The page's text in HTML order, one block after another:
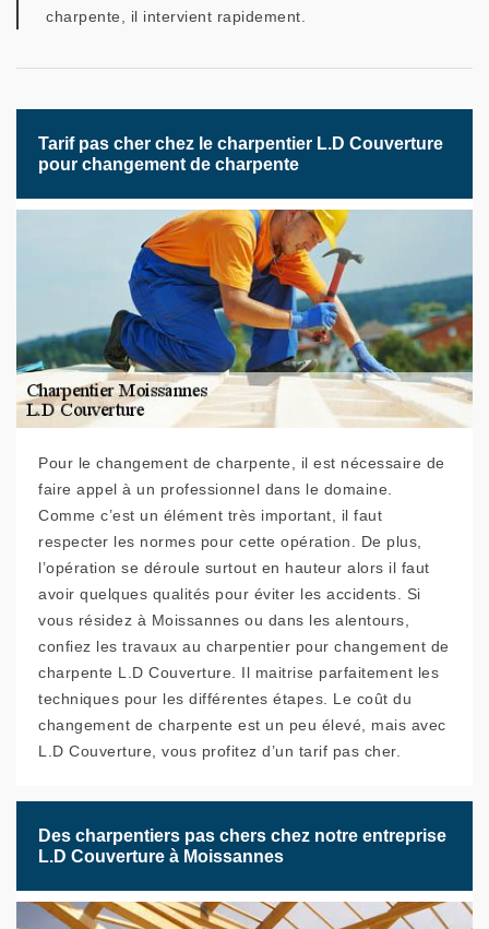
charpente, il intervient rapidement.
Tarif pas cher chez le charpentier L.D Couverture
pour changement de charpente
Pour le changement de charpente, il est nécessaire de
faire appel à un professionnel dans le domaine.
Comme c’est un élément très important, il faut
respecter les normes pour cette opération. De plus,
l’opération se déroule surtout en hauteur alors il faut
avoir quelques qualités pour éviter les accidents. Si
vous résidez à Moissannes ou dans les alentours,
confiez les travaux au charpentier pour changement de
charpente L.D Couverture. Il maitrise parfaitement les
techniques pour les différentes étapes. Le coût du
changement de charpente est un peu élevé, mais avec
L.D Couverture, vous profitez d’un tarif pas cher.
Des charpentiers pas chers chez notre entreprise
L.D Couverture à Moissannes